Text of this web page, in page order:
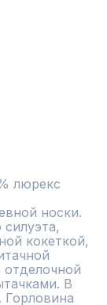
люрекс
носки.
кокеткой,
отделочной
В